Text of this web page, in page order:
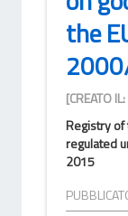
the
[CREATO
Registry
regulated
2015